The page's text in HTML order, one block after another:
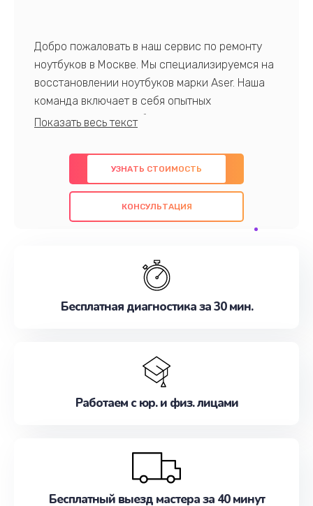
Добро пожаловать в наш сервис по ремонту
ноутбуков в Москве. Мы специализируемся на
восстановлении ноутбуков марки Aser. Наша
команда включает в себя опытных
профессионалов с обширными знаниями и
предлагаем быстрый и качественный ремонт с
использованием оригинальных компонентов, а
также гарантируем качество всех
проведенных работ. Наша цель - предоставить
наилучшим образом. Не медлите записаться на
УЗНАТЬ СТОИМОСТЬ
КОНСУЛЬТАЦИЯ
Бесплатная диагностика за 30 мин.
Работаем с юр. и физ. лицами
Бесплатный выезд мастера за 40 минут